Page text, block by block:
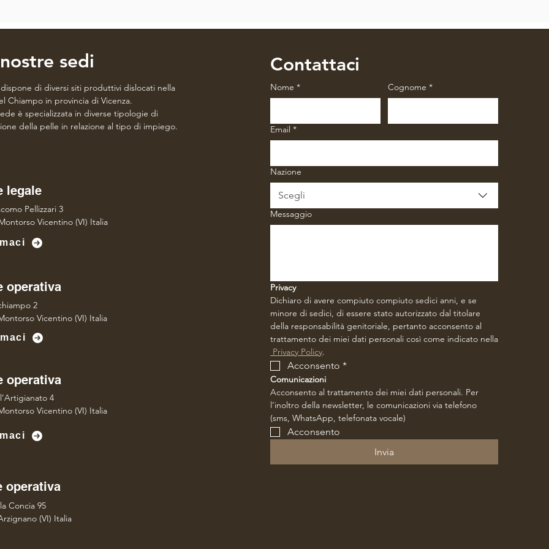
sedi
di diversi siti produttivi dislocati nella
Chiampo in provincia di Vicenza.
è specializzata in diverse tipologie di
della pelle in relazione al tipo di impiego.
legale
Pellizzari 3
Vicentino (VI) Italia
operativa
2
Vicentino (VI) Italia
operativa
4
Vicentino (VI) Italia
operativa
Concia 95
(VI) Italia
Contattaci
Nome * Cognome *
Email *
Nazione
Scegli
Messaggio
Privacy
Dichiaro di avere compiuto compiuto sedici anni, e se
minore di sedici, di essere stato autorizzato dal titolare
della responsabilità genitoriale, pertanto acconsento al
trattamento dei miei dati personali così come indicato nella
Privacy Policy.
Acconsento *
Comunicazioni
Acconsento al trattamento dei miei dati personali. Per
l’inoltro della newsletter, le comunicazioni via telefono
(sms, WhatsApp, telefonata vocale)
Acconsento
Invia